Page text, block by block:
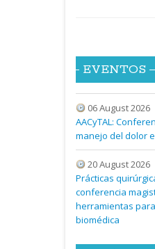
EVENTOS
06 August 2026
AACyTAL:
manejo del dolor
20 August 2026
Prácticas
conferencia
herramientas
biomédica